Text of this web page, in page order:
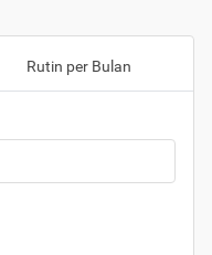
Rutin per Bulan